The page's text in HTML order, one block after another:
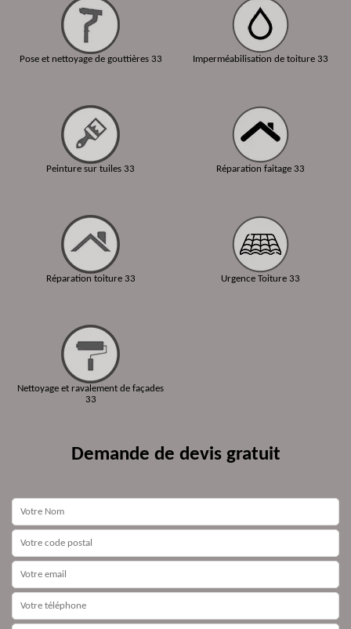
Pose et nettoyage de gouttières 33
Peinture sur tuiles 33
Réparation toiture 33
Nettoyage et ravalement de façades
33
Imperméabilisation de toiture 33
Réparation faitage 33
Urgence Toiture 33
Demande de devis gratuit